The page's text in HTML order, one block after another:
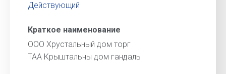
Действующий
Краткое наименование
ООО Хрустальный дом торг
ТАА Крыштальны дом гандаль